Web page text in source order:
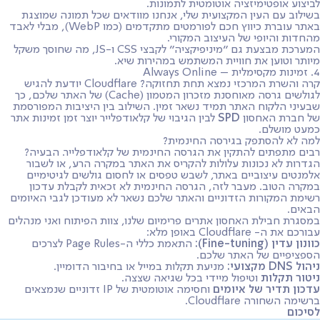
לביצוע אופטימיזציה אוטומטית לתמונות.
בשילוב עם העין המקצועית שלי, אנחנו מוודאים שכל תמונה שמוצגת
באתר עוברת כיווץ חכם לפורמטים מתקדמים (כמו WebP), מבלי לאבד
מהחדות והיופי של העיצוב המקורי.
המערכת מבצעת גם "מיניפיקציה" לקבצי CSS ו-JS, מה שחוסך משקל
מיותר וטוען את חוויית המשתמש במהירות שיא.
4. זמינות מקסימלית – Always Online
קרה והשרת המרכזי נמצא תחת תחזוקה? Cloudflare יודעת להגיש
לגולשים גרסה מאוחסנת מזכרון המטמון (Cache) של האתר שלכם, כך
שבעיני הלקוח האתר תמיד נשאר זמין. השילוב בין היציבות המפורסמת
של חברת האחסון SPD לבין הגיבוי של קלאודפלייר יוצר זמן זמינות אתר
כמעט מושלם.
למה לא להסתפק בגירסה החינמית?
רבים מתפתים להתקין את הגרסה החינמית של קלאודפלייר. הבעיה?
הגדרות לא נכונות עלולות להקריס את האתר במקרה הרע, או לשבור
אלמנטים עיצוביים באתר, לשבש טפסים או לחסום גולשים לגיטימיים
במקרה הטוב. מעבר לזה, הגרסה החינמית לא זכאית לקבלת עדכון
רשימת המקורות הזדוניים והאתר שלכם נשאר לא מעודכן לגבי האיומים
הבאים.
במסגרת חבילת האחסון אתרים פרימיום שלנו, צוות הפיתוח ואני מנהלים
עבורכם את ה- Cloudflare באופן מלא:
כוונון עדין (Fine-tuning):
התאמת כללי ה-Page Rules לצרכים
הספציפיים של האתר שלכם.
ניהול DNS מקצועי:
מניעת תקלות במייל או בחיבור הדומיין.
ניטור תקלות וטיפול מיידי בכל שגיאה שצצה.
עדכון תדיר של איומים
וחסימה אוטומטית של IP זדוניים שנמצאים
ברשימה השחורה Cloudflare.
לסיכום